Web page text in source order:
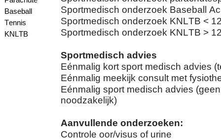
Baseball Sportmedisch onderzoek Baseball
Tennis Sportmedisch onderzoek KNLTB <
KNLTB Sportmedisch onderzoek KNLTB >
Sportmedisch advies
Eénmalig kort sport medisch advies
Eénmalig meekijk consult met
Eénmalig sport medisch advies
noodzakelijk)
Aanvullende onderzoeken:
Controle oor/visus of urine